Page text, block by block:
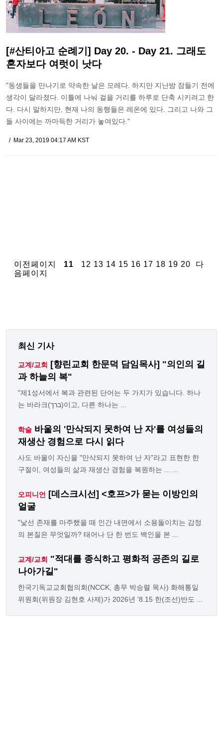
[#산티아고 순례기] Day 20. - Day 21. 그래도
혼자보다 여럿이 낫다
"동생들을 만나기로 약속한 날은 모레다. 하지만 지난밤 잠들기 전에
생각이 달라졌다. 이틀에 나눠 걸을 거리를 하루로 단축 시키려고 한
다. 다시 말하지만, 현재 나의 동행들은 레온에 있다. 그리고 나와 그
들 사이에는 까마득한 거리가 놓여있다."
Mar 23, 2019 04:17 AM KST
이전페이지 11 12 13 14 15 16 17 18 19 20
다
음페이지
최신 기사
교계/교회
[향린교회 한문덕 담임목사] "의인의 길
과 하늘의 복"
"제1성서에서 복과 관련된 단어는 두 가지가 있습니다. 하나
는 바라크(ברך)이고, 다른 하나는 ...
학술 바울의 '만삭되지 못하여 난 자'를 여성들의
재생산 경험으로 다시 읽다
사도 바울이 자신을 "만삭되지 못하여 난 자"라고 표현한 한
구절이, 여성들의 삶과 재생산 경험을 복원하는 ... ...
오피니언 [데스크시선] <호프>가 묻는 이방인의
얼굴
"낯선 존재를 마주했을 때 인간 내면에서 소용돌이치는 감정
의 본질은 무엇일까? 태어나 단 한 번도 백인을 본 ...
교계/교회 "적대를 종식하고 평화적 공존의 길로
나아가길"
한국기독교교회협의회(NCCK, 총무 박승렬 목사) 화해통일
위원회(위원장 김현호 사제)가 2026년 '8.15 한(조선)반도 ...